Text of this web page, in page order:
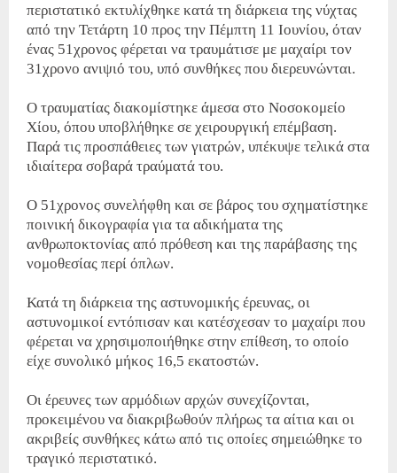
περιστατικό εκτυλίχθηκε κατά τη διάρκεια της νύχτας
από την Τετάρτη 10 προς την Πέμπτη 11 Ιουνίου, όταν
ένας 51χρονος φέρεται να τραυμάτισε με μαχαίρι τον
31χρονο ανιψιό του, υπό συνθήκες που διερευνώνται.
Ο τραυματίας διακομίστηκε άμεσα στο Νοσοκομείο
Χίου, όπου υποβλήθηκε σε χειρουργική επέμβαση.
Παρά τις προσπάθειες των γιατρών, υπέκυψε τελικά στα
ιδιαίτερα σοβαρά τραύματά του.
Ο 51χρονος συνελήφθη και σε βάρος του σχηματίστηκε
ποινική δικογραφία για τα αδικήματα της
ανθρωποκτονίας από πρόθεση και της παράβασης της
νομοθεσίας περί όπλων.
Κατά τη διάρκεια της αστυνομικής έρευνας, οι
αστυνομικοί εντόπισαν και κατέσχεσαν το μαχαίρι που
φέρεται να χρησιμοποιήθηκε στην επίθεση, το οποίο
είχε συνολικό μήκος 16,5 εκατοστών.
Οι έρευνες των αρμόδιων αρχών συνεχίζονται,
προκειμένου να διακριβωθούν πλήρως τα αίτια και οι
ακριβείς συνθήκες κάτω από τις οποίες σημειώθηκε το
τραγικό περιστατικό.